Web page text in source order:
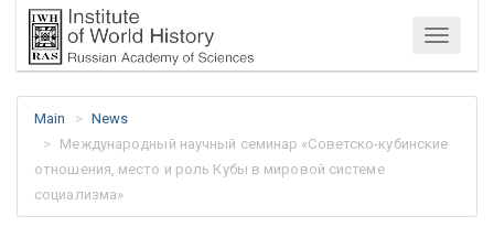
Menu
Main
News
Международный научный семинар «Советско-кубинские
отношения, место и роль Кубы в мировой системе
социализма»